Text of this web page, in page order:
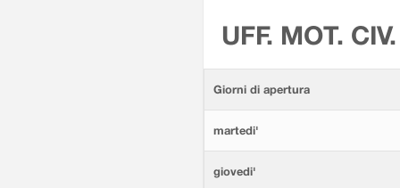
UFF. MOT.
Giorni di apertura
martedi'
giovedi'